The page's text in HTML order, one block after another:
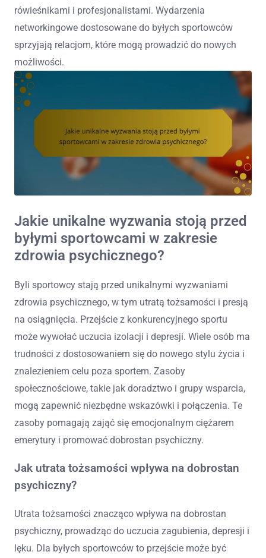
rówieśnikami i profesjonalistami. Wydarzenia
networkingowe dostosowane do byłych sportowców
sprzyjają relacjom, które mogą prowadzić do nowych
możliwości.
Jakie unikalne wyzwania stoją przed
byłymi sportowcami w zakresie
zdrowia psychicznego?
Byli sportowcy stają przed unikalnymi wyzwaniami
zdrowia psychicznego, w tym utratą tożsamości i presją
na osiągnięcia. Przejście z konkurencyjnego sportu
może wywołać uczucia izolacji i depresji. Wiele osób ma
trudności z dostosowaniem się do nowego stylu życia i
znalezieniem celu poza sportem. Zasoby
społecznościowe, takie jak doradztwo i grupy wsparcia,
mogą zapewnić niezbędne wskazówki i połączenia. Te
zasoby pomagają zająć się emocjonalnym ciężarem
emerytury i promować dobrostan psychiczny.
Jak utrata tożsamości wpływa na dobrostan
psychiczny?
Utrata tożsamości znacząco wpływa na dobrostan
psychiczny, prowadząc do uczucia zagubienia, depresji i
lęku. Dla byłych sportowców to przejście może być